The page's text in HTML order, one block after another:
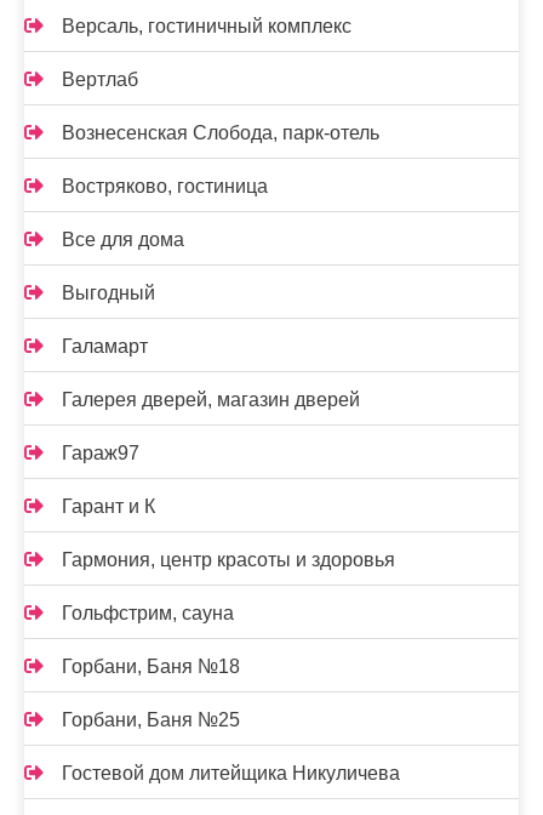
Версаль, гостиничный комплекс
Вертлаб
Вознесенская Слобода, парк-отель
Востряково, гостиница
Все для дома
Выгодный
Галамарт
Галерея дверей, магазин дверей
Гараж97
Гарант и К
Гармония, центр красоты и здоровья
Гольфстрим, сауна
Горбани, Баня №18
Горбани, Баня №25
Гостевой дом литейщика Никуличева